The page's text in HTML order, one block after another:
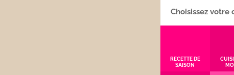
Choisissez votre
RECETTE DE
SAISON